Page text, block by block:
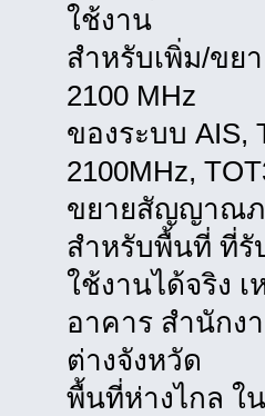
ใช้งาน
สำหรับเพิ่ม/ขย
2100 MHz
ของระบบ AIS,
2100MHz,
ขยายสัญญาณภ
สำหรับพื้นที่ ที่
ใช้งานได้จริง
อาคาร สำนักง
ต่างจังหวัด
พื้นที่ห่างไกล ใ